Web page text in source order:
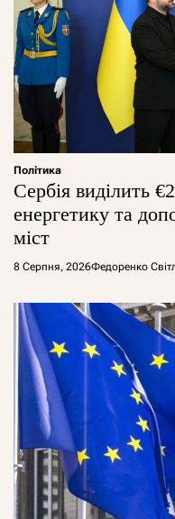
Політика
Сербія виділить
енергетику та
міст
8 Серпня, 2026Федоренко